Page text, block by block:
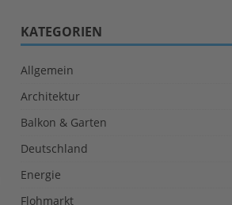
KATEGORIEN
Allgemein
Architektur
Balkon & Garten
Deutschland
Energie
Flohmarkt